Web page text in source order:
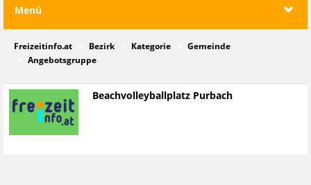
Menü
Freizeitinfo.at Bezirk Kategorie
Gemeinde
Angebotsgruppe
Beachvolleyballplatz Purbach